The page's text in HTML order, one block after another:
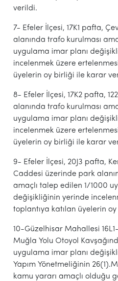
verildi.
7- Efeler İlçesi, 17K1 pafta,
alanında trafo kurulması
uygulama imar planı
incelenmek üzere
üyelerin oy birliği ile karar
8- Efeler İlçesi, 17K2 pafta,
alanında trafo kurulması
uygulama imar planı
incelenmek üzere
üyelerin oy birliği ile karar
9- Efeler İlçesi, 20J3 pafta,
Caddesi üzerinde park
amaçlı talep edilen 1/1000
değişikliğinin yerinde
toplantıya katılan üyelerin
10-Güzelhisar Mahallesi
Muğla Yolu Otoyol
uygulama imar planı
Yapım Yönetmeliğinin
kamu yararı amaçlı olduğu